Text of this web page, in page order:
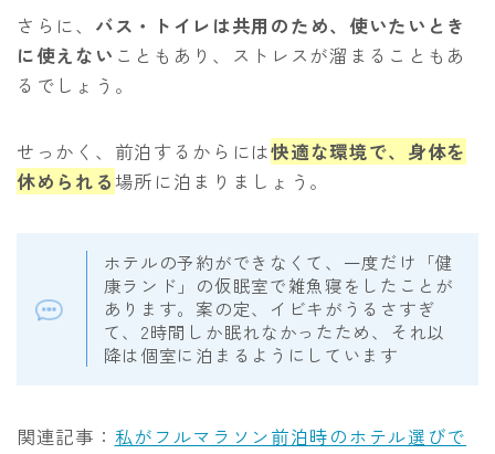
さらに、 バス・トイレは共用のため、使いたいとき
に使えない こともあり、ストレスが溜まることもあ
るでしょう。
せっかく、前泊するからには快適な環境で、身体を
休められる 場所に泊まりましょう。
ホテルの予約ができなくて、一度だけ「健
康ランド」の仮眠室で雑魚寝をしたことが
あります。案の定、イビキがうるさすぎ
て、2時間しか眠れなかったため、それ以
降は個室に泊まるようにしています
関連記事： 私がフルマラソン前泊時のホテル選びで